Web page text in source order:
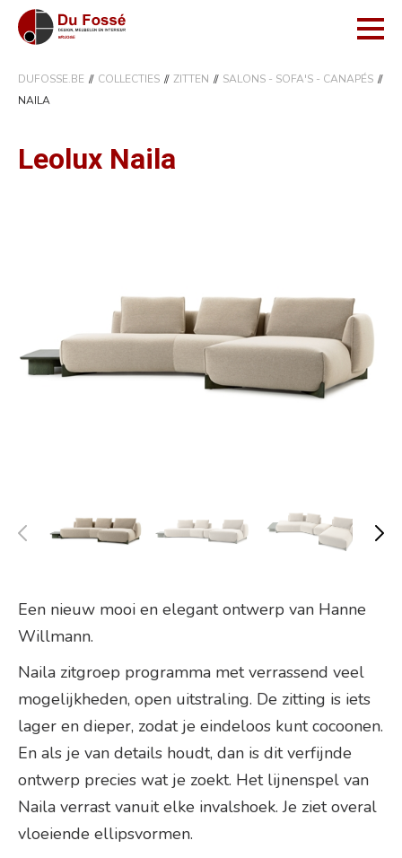
DUFOSSE.BE COLLECTIES ZITTEN
SALONS - SOFA'S - CANAPÉS
NAILA
Leolux Naila
Een nieuw mooi en elegant ontwerp van Hanne
Willmann.
Naila zitgroep programma met verrassend veel
mogelijkheden, open uitstraling. De zitting is iets
lager en dieper, zodat je eindeloos kunt cocoonen.
En als je van details houdt, dan is dit verfijnde
ontwerp precies wat je zoekt. Het lijnenspel van
Naila verrast vanuit elke invalshoek. Je ziet overal
vloeiende ellipsvormen.